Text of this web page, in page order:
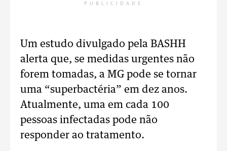
PUBLICIDADE
Um estudo divulgado pela BASHH
alerta que, se medidas urgentes não
forem tomadas, a MG pode se tornar
uma “superbactéria” em dez anos.
Atualmente, uma em cada 100
pessoas infectadas pode não
responder ao tratamento.